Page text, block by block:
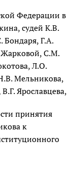
Федерации в
судей К.В.
Бондаря, Г.А.
С.М.
Л.О.
Мельникова,
Ярославцева,
принятия
к